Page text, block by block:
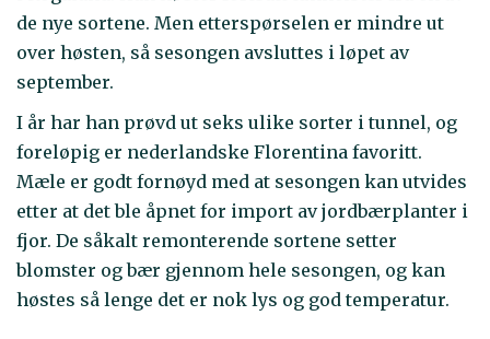
de nye sortene. Men etterspørselen er mindre ut
over høsten, så sesongen avsluttes i løpet av
september.
I år har han prøvd ut seks ulike sorter i tunnel, og
foreløpig er nederlandske Florentina favoritt.
Mæle er godt fornøyd med at sesongen kan utvides
etter at det ble åpnet for import av jordbærplanter i
fjor. De såkalt remonterende sortene setter
blomster og bær gjennom hele sesongen, og kan
høstes så lenge det er nok lys og god temperatur.